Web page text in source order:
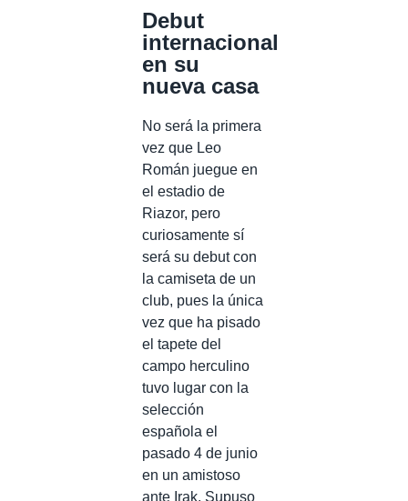
Debut
internacional
en su
nueva casa
No será la primera
vez que Leo
Román juegue en
el estadio de
Riazor, pero
curiosamente sí
será su debut con
la camiseta de un
club, pues la única
vez que ha pisado
el tapete del
campo herculino
tuvo lugar con la
selección
española el
pasado 4 de junio
en un amistoso
ante Irak. Supuso